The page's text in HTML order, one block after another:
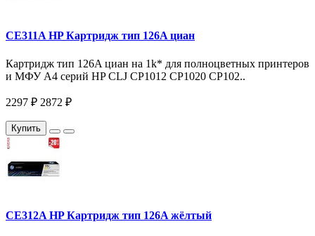
CE311A HP Картридж тип 126A циан
Картридж тип 126A циан на 1k* для полноцветных принтеров
и МФУ A4 серий HP CLJ CP1012 CP1020 CP102..
2297 ₽ 2872 ₽
Купить
CE312A HP Картридж тип 126A жёлтый